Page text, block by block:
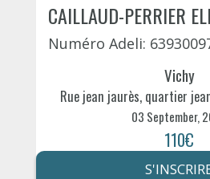
CAILLAUD-PERRIER
Numéro Adeli:
Vichy
Rue jean jaurès, quartier
03 September,
110€